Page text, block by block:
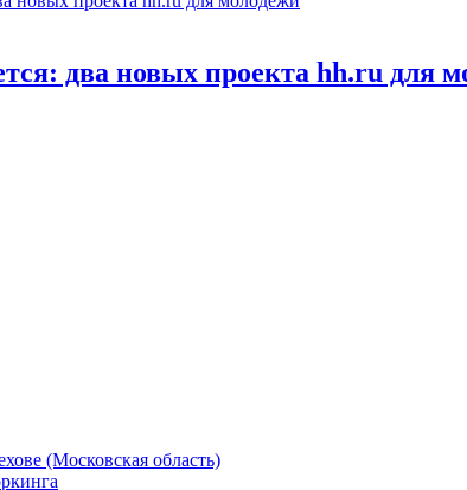
два новых проекта hh.ru для
(Московская область)